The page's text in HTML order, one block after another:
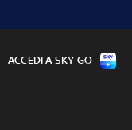
ACCEDI A SKY GO